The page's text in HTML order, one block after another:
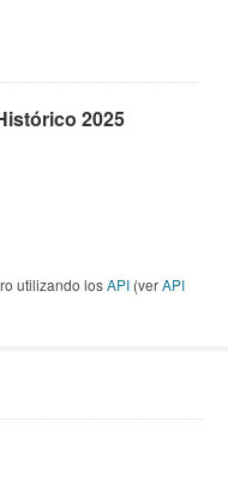
2025
utilizando losAPI (verAPI